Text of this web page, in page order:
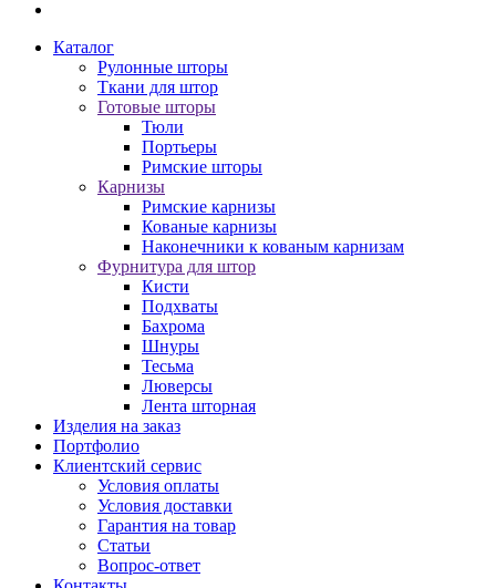
Каталог
Рулонные шторы
Ткани для штор
Готовые шторы
Тюли
Портьеры
Римские шторы
Карнизы
Римские карнизы
Кованые карнизы
Наконечники к кованым карнизам
Фурнитура для штор
Кисти
Подхваты
Бахрома
Шнуры
Тесьма
Люверсы
Лента шторная
Изделия на заказ
Портфолио
Клиентский сервис
Условия оплаты
Условия доставки
Гарантия на товар
Статьи
Вопрос-ответ